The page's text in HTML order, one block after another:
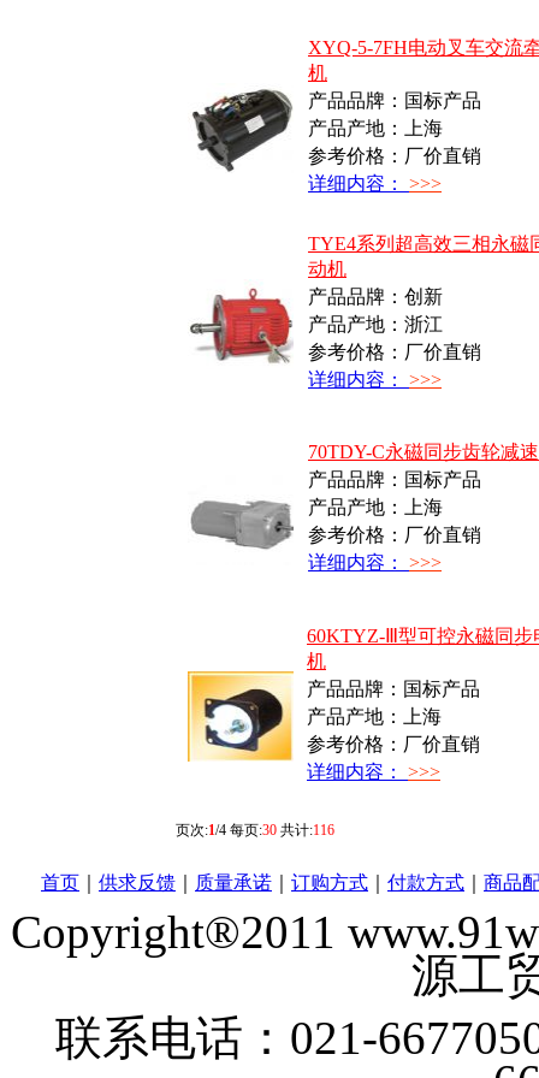
XYQ-5-7FH电动叉车交流
机
产品品牌：国标产品
产品产地：上海
参考价格：厂价直销
详细内容： >>>
TYE4系列超高效三相永磁
动机
产品品牌：创新
产品产地：浙江
参考价格：厂价直销
详细内容： >>>
70TDY-C永磁同步齿轮减
产品品牌：国标产品
产品产地：上海
参考价格：厂价直销
详细内容： >>>
60KTYZ-Ⅲ型可控永磁同步
机
产品品牌：国标产品
产品产地：上海
参考价格：厂价直销
详细内容： >>>
页次:1/4 每页:30 共计:116
首页 供求反馈 质量承诺 订购方式 付款方式 商品
Copyright®2011
源工
联系电话：021-